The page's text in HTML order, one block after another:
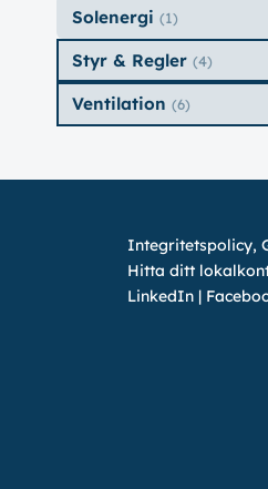
Solenergi (1)
Styr & Regler (4)
Ventilation (6)
Integritetspolicy,
Hitta ditt
LinkedIn |